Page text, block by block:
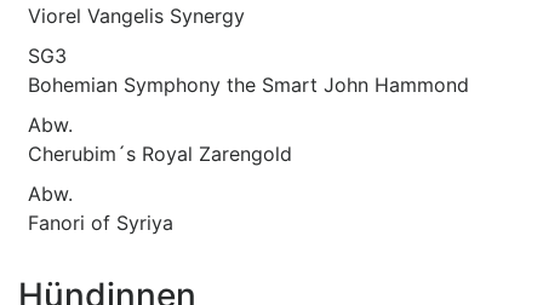
Viorel Vangelis Synergy
SG3
Bohemian Symphony the Smart John Hammond
Abw.
Cherubim´s Royal Zarengold
Abw.
Fanori of Syriya
Hündinnen